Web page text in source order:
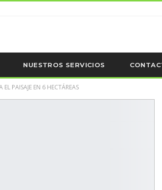
NUESTROS SERVICIOS
EL PAISAJE EN 6 HECTÁREAS